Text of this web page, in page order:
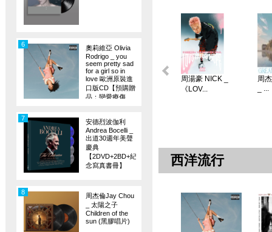
奧莉維亞 Olivia
Rodrigo _ you
seem pretty sad
for a girl so in
love 歐洲原裝進
口版CD【預購贈
品：戀愛療傷
6
安德烈波伽利
Andrea Bocelli _
出道30週年美聲
慶典
【2DVD+2BD+紀
念寫真書冊】
7
周杰倫Jay Chou
_ 太陽之子
Children of the
sun (黑膠唱片)
8
周湯豪 NICK _
《LOV...
周
_ ...
西洋流行